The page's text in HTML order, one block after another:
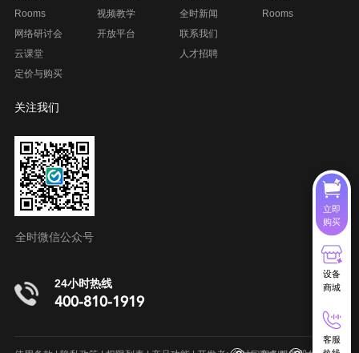
Rooms
网络研讨会
云课堂
定价与购买
视频教学
开放平台
全时新闻
联系我们
人才招聘
Rooms
关注我们
全时微信公众号
24小时热线
400-810-1919
立即
购买
设备
商城
客服